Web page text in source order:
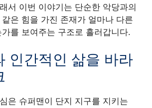
서 이번 이야기는 단순한 악당과의
은 힘을 가진 존재가 얼마나 다른
를 보여주는 구조로 흘러갑니다.
인간적인 삶을 바라
은 슈퍼맨이 단지 지구를 지키는